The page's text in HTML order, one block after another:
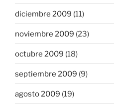
diciembre 2009 (11)
noviembre 2009 (23)
octubre 2009 (18)
septiembre 2009 (9)
agosto 2009 (19)